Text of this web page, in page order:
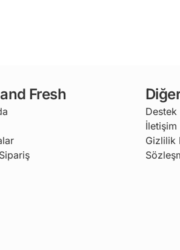
Fresh
Destek
İletişim
Gizlilik